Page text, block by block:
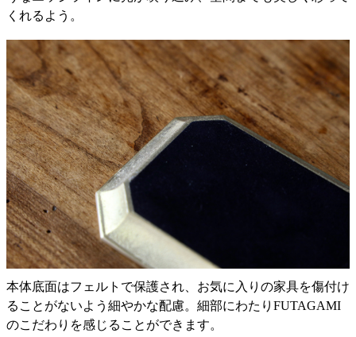
くれるよう。
本体底面はフェルトで保護され、お気に入りの家具を傷付け
ることがないよう細やかな配慮。細部にわたりFUTAGAMI
のこだわりを感じることができます。